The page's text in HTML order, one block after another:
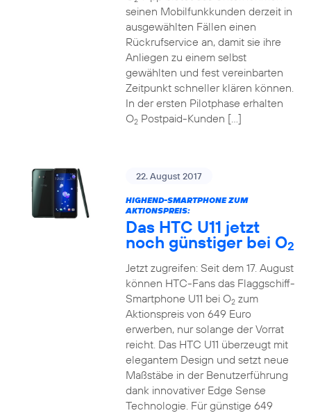
seinen Mobilfunkkunden derzeit in
ausgewählten Fällen einen
Rückrufservice an, damit sie ihre
Anliegen zu einem selbst
gewählten und fest vereinbarten
Zeitpunkt schneller klären können.
In der ersten Pilotphase erhalten
O2Postpaid-Kunden […]
22. August 2017
HIGHEND-SMARTPHONE ZUM
AKTIONSPREIS:
Das HTC U11 jetzt
noch günstiger bei O2
Jetzt zugreifen: Seit dem 17. August
können HTC-Fans das Flaggschiff-
Smartphone U11 bei O2zum
Aktionspreis von 649 Euro
erwerben, nur solange der Vorrat
reicht. Das HTC U11 überzeugt mit
elegantem Design und setzt neue
Maßstäbe in der Benutzerführung
dank innovativer Edge Sense
Technologie. Für günstige 649